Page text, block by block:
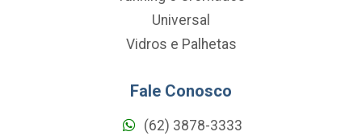
Universal
Vidros e Palhetas
Fale Conosco
(62) 3878-3333